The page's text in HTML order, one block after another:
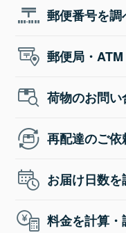
郵便番号を調
郵便局・
荷物のお問い
再配達のご依
お届け日数を
料金を計算・